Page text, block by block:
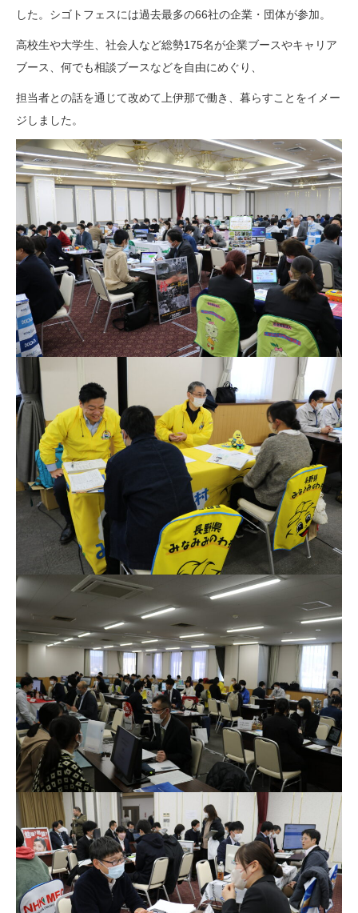
した。シゴトフェスには過去最多の66社の企業・団体が参加。
高校生や大学生、社会人など総勢175名が企業ブースやキャリア
ブース、何でも相談ブースなどを自由にめぐり、
担当者との話を通じて改めて上伊那で働き、暮らすことをイメー
ジしました。